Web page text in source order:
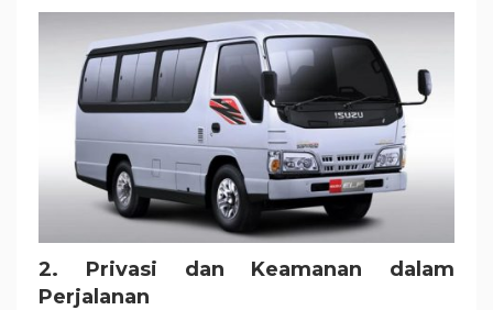
2. Privasi dan Keamanan dalam
Perjalanan